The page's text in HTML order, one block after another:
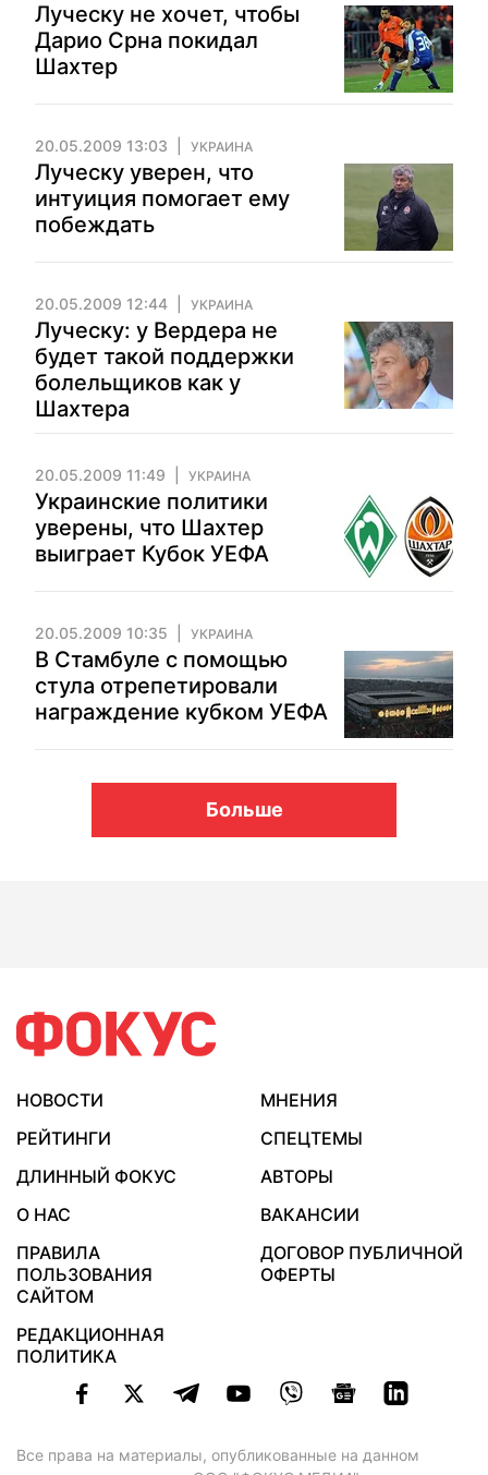
Луческу не хочет, чтобы
Дарио Срна покидал
Шахтер
20.05.2009 13:03 УКРАИНА
Луческу уверен, что
интуиция помогает ему
побеждать
20.05.2009 12:44 УКРАИНА
Луческу: у Вердера не
будет такой поддержки
болельщиков как у
Шахтера
20.05.2009 11:49 УКРАИНА
Украинские политики
уверены, что Шахтер
выиграет Кубок УЕФА
20.05.2009 10:35 УКРАИНА
В Стамбуле с помощью
стула отрепетировали
награждение кубком УЕФА
Больше
НОВОСТИ
МНЕНИЯ
РЕЙТИНГИ
СПЕЦТЕМЫ
ДЛИННЫЙ ФОКУС
АВТОРЫ
О НАС
ВАКАНСИИ
ПРАВИЛА
ПОЛЬЗОВАНИЯ
САЙТОМ
ДОГОВОР ПУБЛИЧНОЙ
ОФЕРТЫ
РЕДАКЦИОННАЯ
ПОЛИТИКА
Все права на материалы, опубликованные на данном